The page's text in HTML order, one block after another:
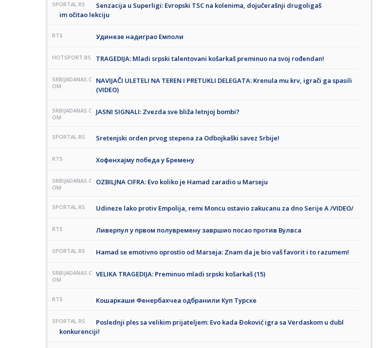
SPORTAL.RS
Senzacija u Superligi: Evropski TSC na kolenima, dojučerašnji drugoligaš
im očitao lekciju
RTS Удинезе надиграо Емполи
HOTSPORT.RS TRAGEDIJA: Mladi srpski talentovani košarkaš preminuo na svoj rođendan!
SRBIJADANAS.C
OM
NAVIJAČI ULETELI NA TEREN I PRETUKLI DELEGATA: Krenula mu krv, igrači ga spasili
(VIDEO)
SRBIJADANAS.C
OM
JASNI SIGNALI: Zvezda sve bliža letnjoj bombi?
SPORTAL.RS Sretenjski orden prvog stepena za Odbojkaški savez Srbije!
RTS Хофенхајму победа у Бремену
SRBIJADANAS.C
OM
OZBILJNA CIFRA: Evo koliko je Hamad zaradio u Marseju
SPORTAL.RS Udineze lako protiv Empolija, remi Moncu ostavio zakucanu za dno Serije A /VIDEO/
RTS Ливерпул у првом полувремену завршио посао против Вулвса
SPORTAL.RS Hamad se emotivno oprostio od Marseja: Znam da je bio vaš favorit i to razumem!
SRBIJADANAS.C
OM
VELIKA TRAGEDIJA: Preminuo mladi srpski košarkaš (15)
RTS Кошаркаши Фенербахчеа одбранили Куп Турске
SPORTAL.RS
Poslednji ples sa velikim prijateljem: Evo kada Đoković igra sa Verdaskom u dubl
konkurenciji!